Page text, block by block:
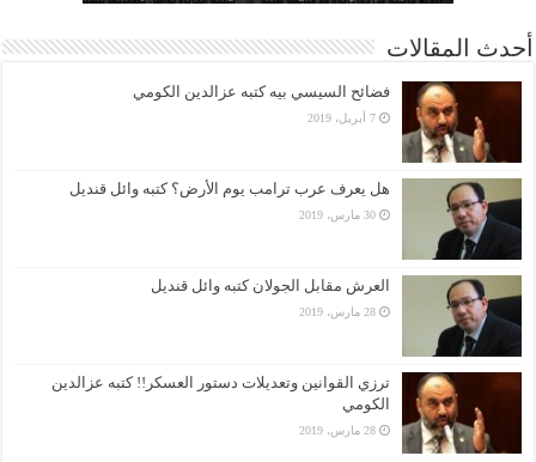
أحدث المقالات
فضائح السيسي بيه كتبه عزالدين الكومي
7 أبريل، 2019
هل يعرف عرب ترامب يوم الأرض؟ كتبه وائل قنديل
30 مارس، 2019
العرش مقابل الجولان كتبه وائل قنديل
28 مارس، 2019
ترزي القوانين وتعديلات دستور العسكر!! كتبه عزالدين
الكومي
28 مارس، 2019